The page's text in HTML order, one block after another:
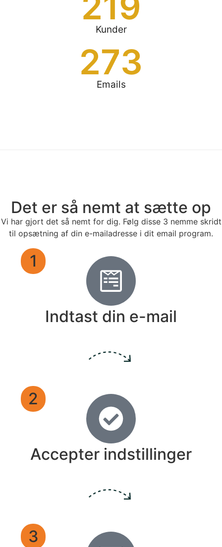
Kunder
Emails
273
Det er så nemt at sætte op
Vi har gjort det så nemt for dig. Følg disse 3 nemme skridt
til opsætning af din e-mailadresse i dit email program.
1
Indtast din e-mail
2
Accepter indstillinger
3